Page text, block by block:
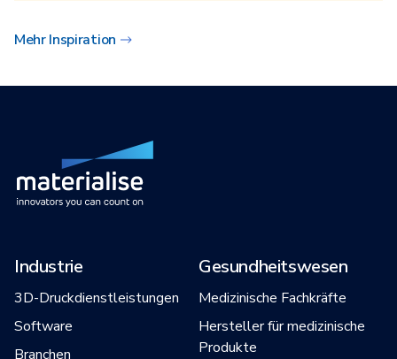
Mehr Inspiration
Industrie
3D-Druckdienstleistungen
Software
Branchen
Gesundheitswesen
Medizinische Fachkräfte
Hersteller für medizinische
Produkte